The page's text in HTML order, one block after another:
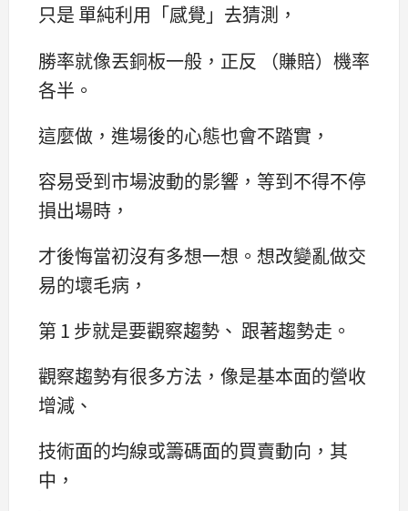
只是 單純利用「感覺」去猜測，
勝率就像丟銅板一般，正反 （賺賠）機率
各半。
這麼做，進場後的心態也會不踏實，
容易受到市場波動的影響，等到不得不停
損出場時，
才後悔當初沒有多想一想。想改變亂做交
易的壞毛病，
第 1 步就是要觀察趨勢、 跟著趨勢走。
觀察趨勢有很多方法，像是基本面的營收
增減、
技術面的均線或籌碼面的買賣動向，其
中，